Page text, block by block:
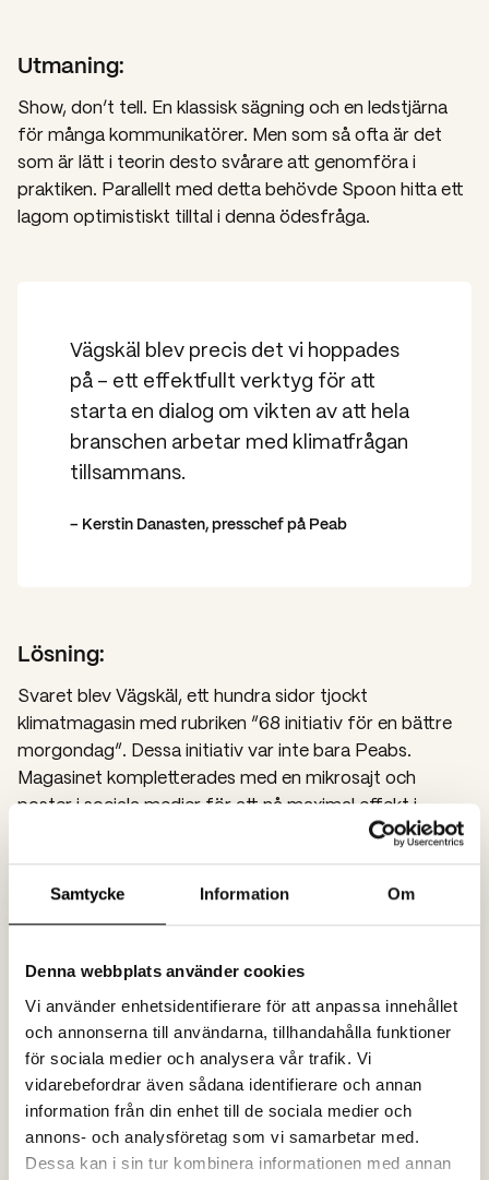
Samtycke Information Om
Denna webbplats använder cookies
Vi använder enhetsidentifierare för att anpassa innehållet
och annonserna till användarna, tillhandahålla funktioner
för sociala medier och analysera vår trafik. Vi
vidarebefordrar även sådana identifierare och annan
information från din enhet till de sociala medier och
annons- och analysföretag som vi samarbetar med.
Dessa kan i sin tur kombinera informationen med annan
Utmaning:
Show, don’t tell. En klassisk sägning och en ledstjärna
för många kommunikatörer. Men som så ofta är det
som är lätt i teorin desto svårare att genomföra i
praktiken. Parallellt med detta behövde Spoon hitta ett
lagom optimistiskt tilltal i denna ödesfråga.
Vägskäl blev precis det vi hoppades
på – ett effektfullt verktyg för att
starta en dialog om vikten av att hela
branschen arbetar med klimatfrågan
tillsammans.
– Kerstin Danasten, presschef på Peab
Lösning:
Svaret blev Vägskäl, ett hundra sidor tjockt
klimatmagasin med rubriken “68 initiativ för en bättre
morgondag”. Dessa initiativ var inte bara Peabs.
Magasinet kompletterades med en mikrosajt och
poster i sociala medier för att nå maximal effekt i
Resultat:
Designpriset i klassen Redaktionell kundtidning och
vann guld i Publishingpriset i kategorin Kundtidningar
B2B. Motiveringen: “För hög visuell kvalitet i en rolig och
välgjord kundtidning som andas optimism”.